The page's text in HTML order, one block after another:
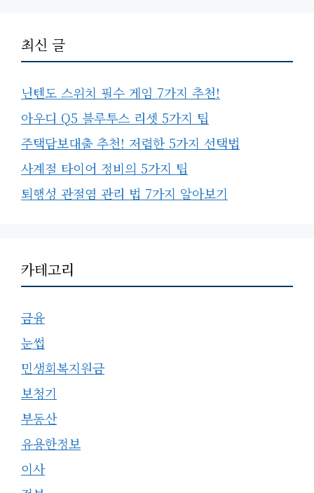
최신 글
닌텐도 스위치 필수 게임 7가지 추천!
아우디 Q5 블루투스 리셋 5가지 팁
주택담보대출 추천! 저렴한 5가지 선택법
사계절 타이어 정비의 5가지 팁
퇴행성 관절염 관리 법 7가지 알아보기
카테고리
금융
눈썹
민생회복지원금
보청기
부동산
유용한정보
이사